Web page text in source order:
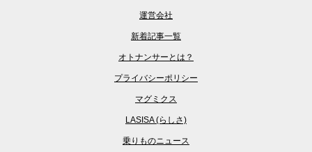
新着記事一覧
オトナンサーとは？
プライバシーポリシー
マグミクス
LASISA (らしさ)
乗りものニュース
Merkmal